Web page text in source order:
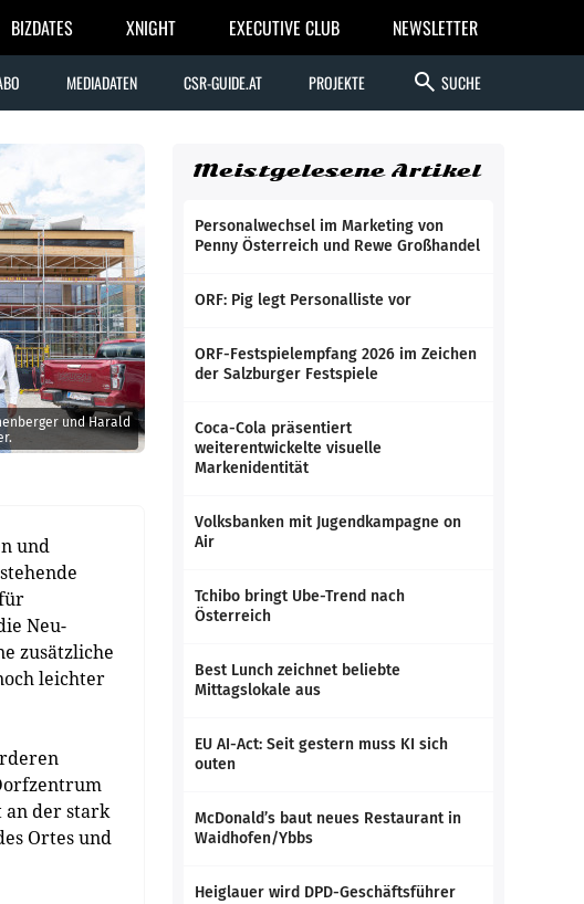
BIZDATES XNIGHT EXECUTIVE CLUB NEWSLETTER
MEDIADATEN CSR-GUIDE.AT PROJEKTE search SUCHE
und Harald
und
Neu-
zusätzliche
leichter
an der stark
Ortes und
Meistgelesene Artikel
Personalwechsel im Marketing von
Penny Österreich und Rewe Großhandel
ORF: Pig legt Personalliste vor
ORF-Festspielempfang 2026 im Zeichen
der Salzburger Festspiele
Coca-Cola präsentiert
weiterentwickelte visuelle
Markenidentität
Volksbanken mit Jugendkampagne on
Air
Tchibo bringt Ube-Trend nach
Österreich
Best Lunch zeichnet beliebte
Mittagslokale aus
EU AI-Act: Seit gestern muss KI sich
outen
McDonald’s baut neues Restaurant in
Waidhofen/Ybbs
Heiglauer wird DPD-Geschäftsführer